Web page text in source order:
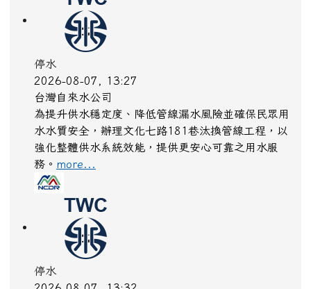
程，管線遷移施工(時段內不定時短暫停水)
停水
2026-08-07, 13:27
台灣自來水公司
為提升供水穩定度、降低管線漏水風險並確保民眾用
水水質安全，辦理文化七路181巷汰換管線工程，以
強化整體供水系統效能，提供更安心可靠之用水服
more...